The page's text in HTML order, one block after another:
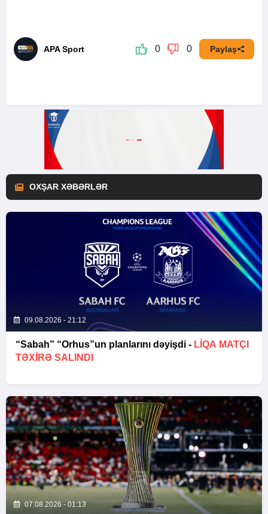
APA Sport 0 0 Paylaş
OXŞAR XƏBƏRLƏR
09.08.2026 - 21:12
“Sabah” “Orhus”un planlarını dəyişdi - LIQA MATÇI
TƏXIRƏ SALINDI
07.08.2026 - 01:13